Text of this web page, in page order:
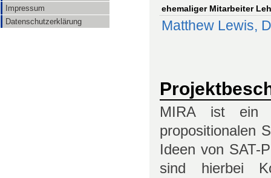
Impressum
Datenschutzerklärung
ehemaliger Mitarbeiter
Matthew Lewis,
MIRA ist ein
propositionalen
Ideen von SAT-
sind hierbei